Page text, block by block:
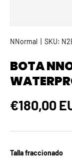
NNormal SKU:
BOTA
Precio
€180,00
Talla fraccionado